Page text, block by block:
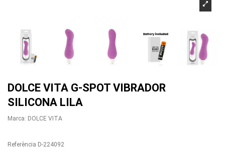
DOLCE VITA G-SPOT VIBRADOR
SILICONA LILA
Marca: DOLCE VITA
Referència D-224092